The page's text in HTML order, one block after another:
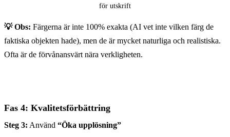
Före
för utskrift
💡 Obs: Färgerna är inte 100% exakta (AI vet inte vilken färg de
faktiska objekten hade), men de är mycket naturliga och realistiska.
Ofta är de förvånansvärt nära verkligheten.
Fas 4: Kvalitetsförbättring
Steg 3: Använd “Öka upplösning”